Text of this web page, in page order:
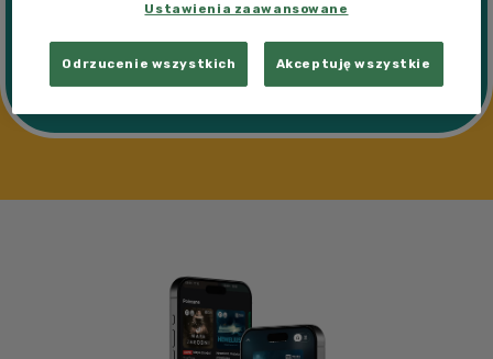
- Notowanie 266
1 2 3 ... 14
Ustawienia zaawansowane
Odrzucenie wszystkich Akceptuję wszystkie